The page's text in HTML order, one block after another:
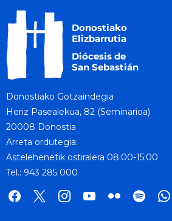
Donostiako Gotzaindegia
Heriz Pasealekua, 82 (Seminarioa)
20008 Donostia
Arreta ordutegia:
Astelehenetik ostiralera 08:00-15:00
Tel.: 943 285 000
facebook
x instagramyoutube
flickr spotify